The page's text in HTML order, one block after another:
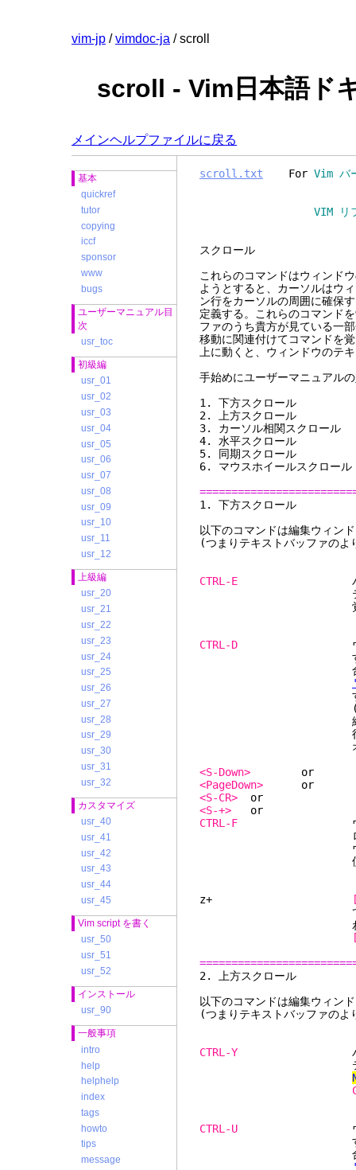
vim-jp /vimdoc-ja / scroll
scroll - Vim日本語ド
メインヘルプファイルに戻る
基本
quickref
tutor
copying
iccf
sponsor
www
bugs
ユーザーマニュアル目
次
usr_toc
初級編
usr_01
usr_02
usr_03
usr_04
usr_05
usr_06
usr_07
usr_08
usr_09
usr_10
usr_11
usr_12
上級編
usr_20
usr_21
usr_22
usr_23
usr_24
usr_25
usr_26
usr_27
usr_28
usr_29
usr_30
usr_31
usr_32
カスタマイズ
usr_40
usr_41
usr_42
usr_43
usr_44
usr_45
Vim script を書く
usr_50
usr_51
usr_52
インストール
usr_90
一般事項
intro
help
helphelp
index
tags
howto
tips
message
scroll.txt For Vim バ
VIM リファレンス
スク
これらのコマンドはウィンド
ようとすると、カーソルはウ
ン行をカーソルの周囲に確保
定義する。これらのコマンド
ファのうち貴方が見ている一
移動に関連付けてコマンドを
上に動くと、ウィンドウのテ
手始めにユーザーマニュアルの
1. 下方スクロ
2. 上方スクロ
3. カーソル相関スク
4. 水平スクロ
5. 同期スクロ
6. マウスホイールスク
1. 下方
以下のコマンドは編集ウィン
(つまりテキストバッファの
CTRL-E バッファ
テキストはスク
覚え方:
CTRL-D ウィンドウをバ
する行
合: スクリー
する。カーソルも
(もし可能ならば;
終端に達した時は
行にある時は何
オプション
<S-Down>
<PageDown>
<S-CR>
<S-+>
CTRL-F ウィンドウ
ロールす
ウィンドウが1
使われ
z+
て再描画する。カ
わせられ
2. 上方
以下のコマンドは編集ウィン
(つまりテキストバッファの
CTRL-Y バッファ
テキストはスク
CTRL-U ウィンドウをバ
する行
合: スクリー